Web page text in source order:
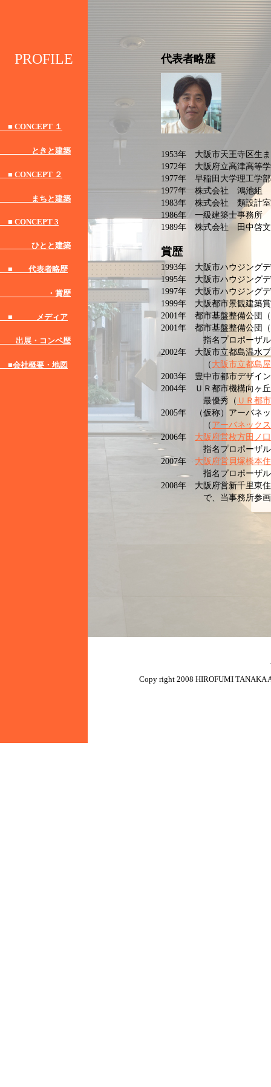
代表者略歴
1953年 大阪市天王寺区生
1972年 大阪府立高津高等
1977年 早稲田大学理工学
1977年 株式会社 鴻池組
1983年 株式会社 類設計
1986年 一級建築士事務所
1989年 株式会社 田中啓文
賞歴
1993年 大阪市ハウジング
1995年 大阪市ハウジング
1997年 大阪市ハウジング
1999年 大阪都市景観建築
2001年 都市基盤整備公団
2001年 都市基盤整備公団
指名プロポーザル
2002年 大阪市立都島温水
（ 大阪市立都島
2003年 豊中市都市デザイ
2004年 ＵＲ都市機構向ヶ
最優秀（ ＵＲ都
2005年 （仮称）アーバネ
（ アーバネック
2006年 大阪府営枚方田ノ
指名プロポーザル
2007年 大阪府営貝塚橋本
指名プロポーザル
2008年 大阪府営新千里東
で、当事務所参画コ
PROFILE
■ CONCEPT １
ときと建築
■ CONCEPT ２
まちと建築
■ CONCEPT 3
ひとと建築
■ 代表者略歴
・賞歴
■ メディア
出展・コンペ歴
■会社概要・地図
Copy right 2008 HIROFUMI TANAKA